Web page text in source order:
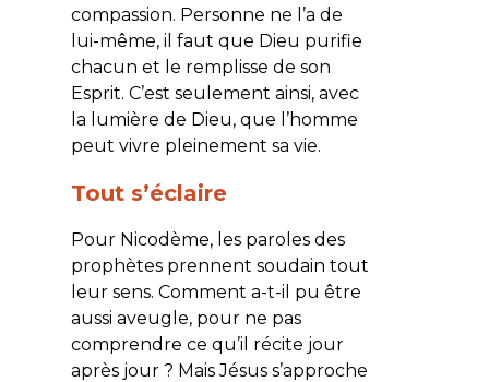
compassion. Personne ne l’a de
lui-même, il faut que Dieu purifie
chacun et le remplisse de son
Esprit. C’est seulement ainsi, avec
la lumière de Dieu, que l’homme
peut vivre pleinement sa vie.
Tout s’éclaire
Pour Nicodème, les paroles des
prophètes prennent soudain tout
leur sens. Comment a-t-il pu être
aussi aveugle, pour ne pas
comprendre ce qu’il récite jour
après jour ? Mais Jésus s’approche